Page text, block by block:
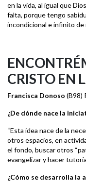
en la vida, al igual que
falta, porque tengo
incondicional e infinito de
CRISTO EN
Francisca Donoso (B98)
¿De dónde nace la
“Esta idea nace de la
otros espacios, en
el fondo, buscar otros
evangelizar y hacer
¿Cómo se desarrolla la